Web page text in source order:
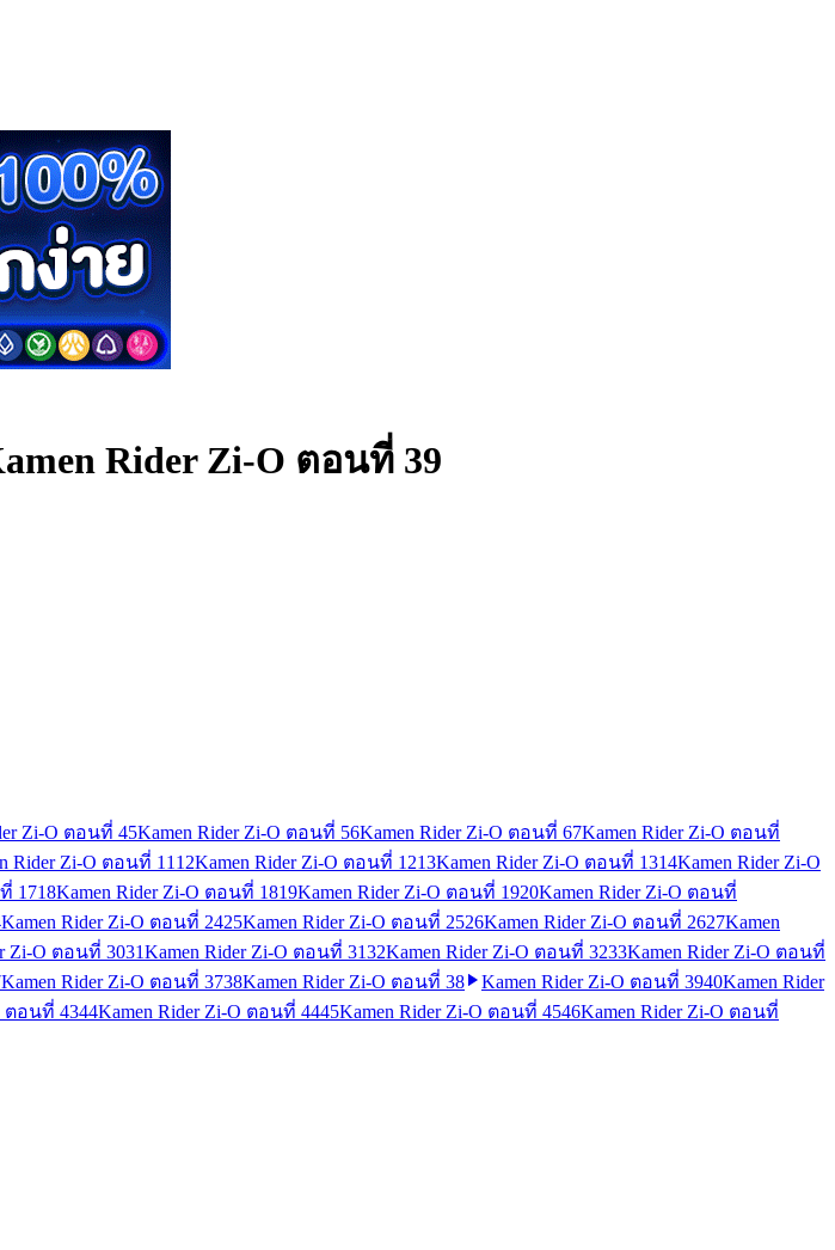
Rider Zi-O ตอนที่ 39
Zi-O ตอนที่ 45Kamen Rider Zi-O ตอนที่ 56Kamen Rider Zi-O ตอนที่ 67Kamen Rider Zi-O ตอนที่
Rider Zi-O ตอนที่ 11 12Kamen Rider Zi-O ตอนที่ 1213Kamen Rider Zi-O ตอนที่ 1314Kamen Rider Zi-O
1718Kamen Rider Zi-O ตอนที่ 1819Kamen Rider Zi-O ตอนที่ 1920Kamen Rider Zi-O ตอนที่
Kamen Rider Zi-O ตอนที่ 2425Kamen Rider Zi-O ตอนที่ 2526Kamen Rider Zi-O ตอนที่ 2627Kamen
Zi-O ตอนที่ 3031Kamen Rider Zi-O ตอนที่ 3132Kamen Rider Zi-O ตอนที่ 3233Kamen Rider Zi-O ตอนที่
Kamen Rider Zi-O ตอนที่ 3738Kamen Rider Zi-O ตอนที่ 38 Kamen Rider Zi-O ตอนที่ 3940Kamen Rider
ตอนที่ 4344Kamen Rider Zi-O ตอนที่ 4445Kamen Rider Zi-O ตอนที่ 4546Kamen Rider Zi-O ตอนที่